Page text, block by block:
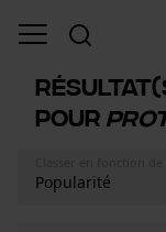
pour